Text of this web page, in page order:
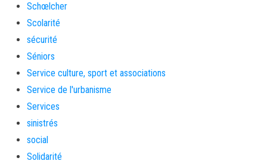
Schœlcher
Scolarité
sécurité
Séniors
Service culture, sport et associations
Service de l'urbanisme
Services
sinistrés
social
Solidarité